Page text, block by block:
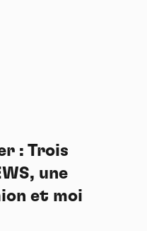
: Trois
une
et moi